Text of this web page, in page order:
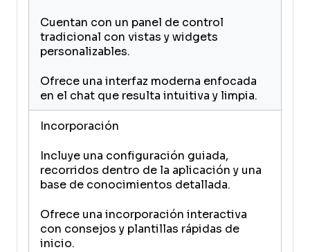
Cuentan con un panel de control
tradicional con vistas y widgets
personalizables.
Ofrece una interfaz moderna enfocada
en el chat que resulta intuitiva y limpia.
Incorporación
Incluye una configuración guiada,
recorridos dentro de la aplicación y una
base de conocimientos detallada.
Ofrece una incorporación interactiva
con consejos y plantillas rápidas de
inicio.